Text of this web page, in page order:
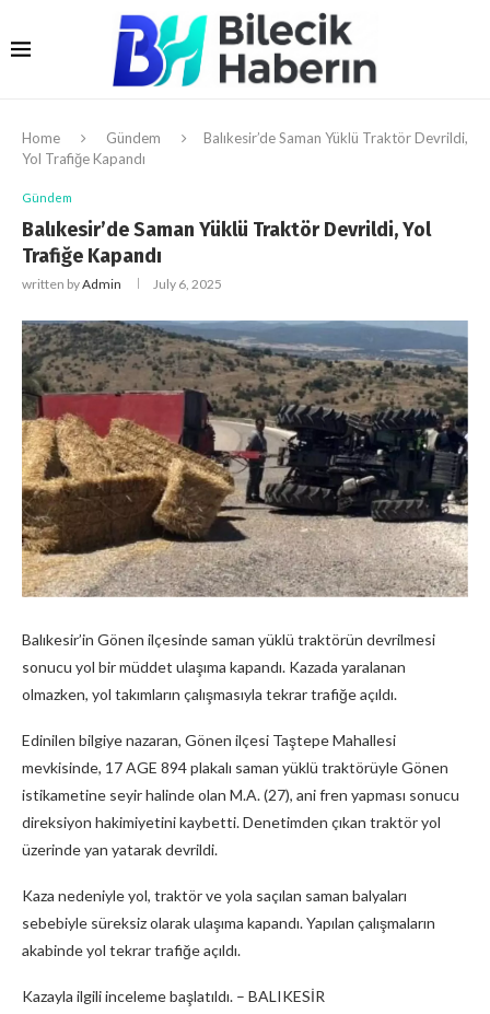
Home Gündem
Balıkesir’de Saman Yüklü Traktör Devrildi,
Yol Trafiğe Kapandı
Gündem
Balıkesir’de Saman Yüklü Traktör Devrildi, Yol
Trafiğe Kapandı
written byAdmin July 6, 2025
Balıkesir’in Gönen ilçesinde saman yüklü traktörün devrilmesi
sonucu yol bir müddet ulaşıma kapandı. Kazada yaralanan
olmazken, yol takımların çalışmasıyla tekrar trafiğe açıldı.
Edinilen bilgiye nazaran, Gönen ilçesi Taştepe Mahallesi
mevkisinde, 17 AGE 894 plakalı saman yüklü traktörüyle Gönen
istikametine seyir halinde olan M.A. (27), ani fren yapması sonucu
direksiyon hakimiyetini kaybetti. Denetimden çıkan traktör yol
üzerinde yan yatarak devrildi.
Kaza nedeniyle yol, traktör ve yola saçılan saman balyaları
sebebiyle süreksiz olarak ulaşıma kapandı. Yapılan çalışmaların
akabinde yol tekrar trafiğe açıldı.
Kazayla ilgili inceleme başlatıldı. – BALIKESİR